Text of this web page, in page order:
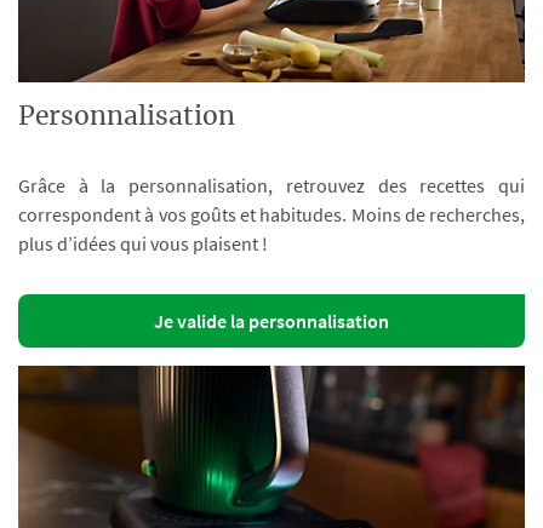
Personnalisation
Grâce à la personnalisation, retrouvez des recettes qui
correspondent à vos goûts et habitudes. Moins de recherches,
plus d’idées qui vous plaisent !
Je valide la personnalisation